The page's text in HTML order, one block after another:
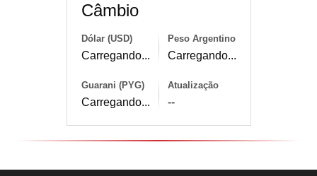
Câmbio
Dólar (USD)
Carregando...
Peso Argentino
Carregando...
Guarani (PYG)
Carregando...
Atualização
--